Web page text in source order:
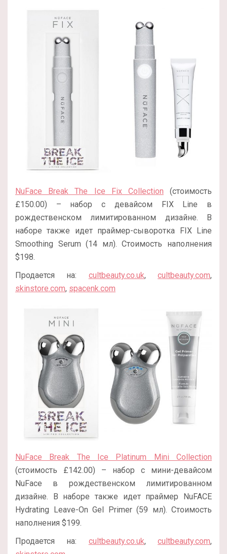
NuFace Break The Ice Fix Collection (стоимость
£150.00) – набор с девайсом FIX Line в
рождественском лимитированном дизайне. В
наборе также идет праймер-сыворотка FIX Line
Smoothing Serum (14 мл). Стоимость наполнения
$198.
Продается на: cultbeauty.co.uk,cultbeauty.com,
skinstore.com, spacenk.com
NuFace Break The Ice Platinum Mini Collection
(стоимость £142.00) – набор с мини-девайсом
NuFace в рождественском лимитированном
дизайне. В наборе также идет праймер NuFACE
Hydrating Leave-On Gel Primer (59 мл). Стоимость
наполнения $199.
Продается на: cultbeauty.co.uk,cultbeauty.com,